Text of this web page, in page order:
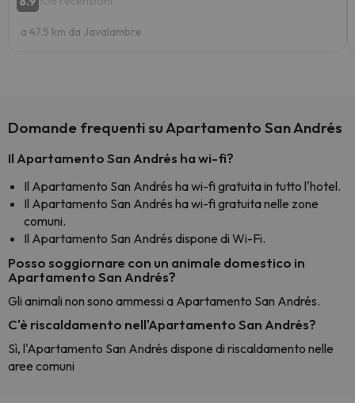
a 47.5 km da Javalambre
Domande frequenti su Apartamento San Andrés
Il Apartamento San Andrés ha wi-fi?
Il Apartamento San Andrés ha wi-fi gratuita in tutto l'hotel.
Il Apartamento San Andrés ha wi-fi gratuita nelle zone
comuni.
Il Apartamento San Andrés dispone di Wi-Fi.
Posso soggiornare con un animale domestico in
Apartamento San Andrés?
Gli animali non sono ammessi a Apartamento San Andrés.
C'è riscaldamento nell'Apartamento San Andrés?
Sì, l'Apartamento San Andrés dispone di riscaldamento nelle
aree comuni